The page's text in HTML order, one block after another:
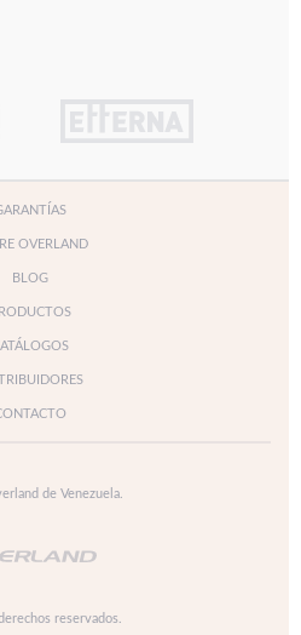
OVERLAND
BLOG
de Venezuela.
reservados.